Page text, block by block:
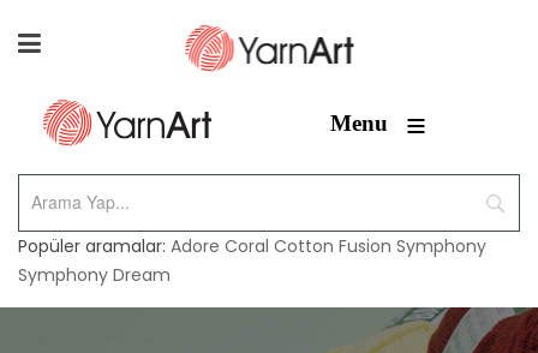
Menu ≡
Popüler aramalar: Adore Coral Cotton Fusion Symphony
Symphony Dream